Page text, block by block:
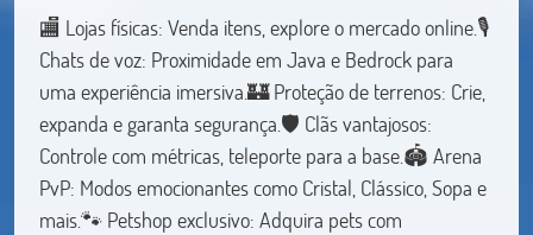
🏬 Lojas físicas: Venda itens, explore o mercado online.🎙️
Chats de voz: Proximidade em Java e Bedrock para
uma experiência imersiva.🏰 Proteção de terrenos: Crie,
expanda e garanta segurança.🛡️ Clãs vantajosos:
Controle com métricas, teleporte para a base.🏟️ Arena
PvP: Modos emocionantes como Cristal, Clássico, Sopa e
mais.🐾 Petshop exclusivo: Adquira pets com